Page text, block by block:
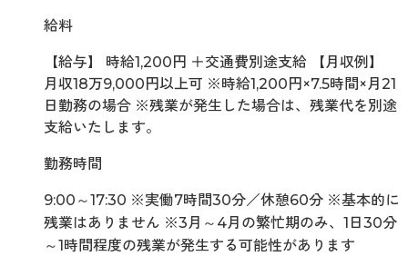
給料
【給与】 時給1,200円 ＋交通費別途支給 【月収例】
月収18万9,000円以上可 ※時給1,200円×7.5時間×月21
日勤務の場合 ※残業が発生した場合は、残業代を別途
支給いたします。
勤務時間
9:00～17:30 ※実働7時間30分／休憩60分 ※基本的に
残業はありません ※3月～4月の繁忙期のみ、1日30分
～1時間程度の残業が発生する可能性があります